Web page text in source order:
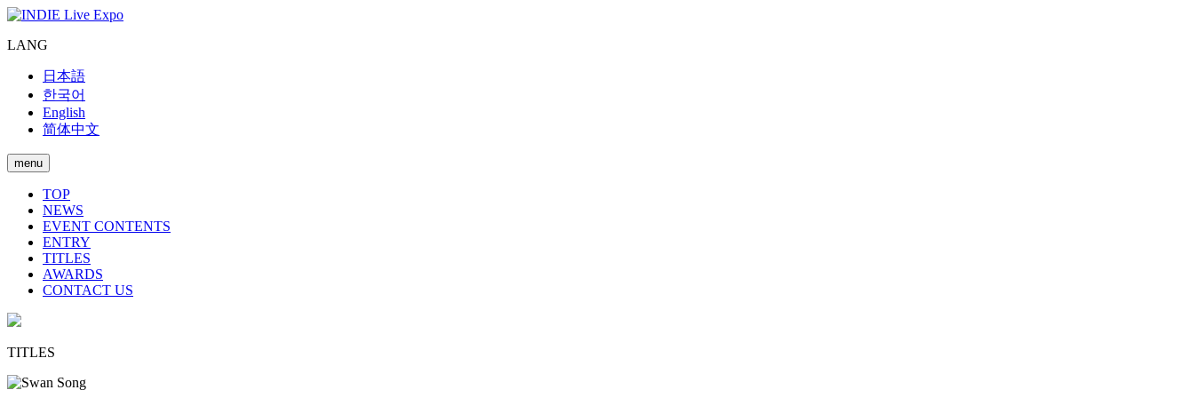
LANG
日本語
한국어
English
简体中文
menu
TOP
NEWS
EVENT CONTENTS
ENTRY
TITLES
AWARDS
CONTACT US
TITLES